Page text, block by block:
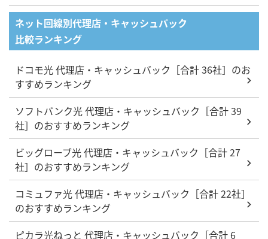
ネット回線別代理店・キャッシュバック
比較ランキング
ドコモ光 代理店・キャッシュバック［合計 36社］のお
すすめランキング
ソフトバンク光 代理店・キャッシュバック［合計 39
社］のおすすめランキング
ビッグローブ光 代理店・キャッシュバック［合計 27
社］のおすすめランキング
コミュファ光 代理店・キャッシュバック［合計 22社］
のおすすめランキング
ピカラ光ねっと 代理店・キャッシュバック［合計 6